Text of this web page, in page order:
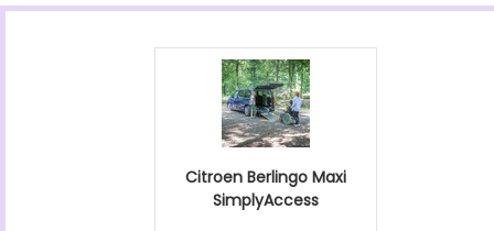
Citroen Berlingo Maxi
SimplyAccess